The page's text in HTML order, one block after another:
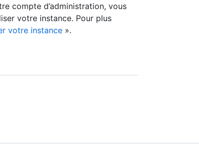
compte d’administration, vous
votre instance. Pour plus
votre instance ».